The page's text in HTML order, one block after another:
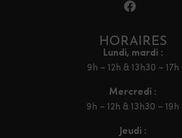
HORAIRES
Lundi, mardi :
9h – 12h & 13h30 – 17h
Mercredi :
9h – 12h & 13h30 – 19h
Jeudi :